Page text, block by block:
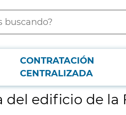
CONTRATACIÓN
CENTRALIZADA
IMDEA SOFTWARE
edificio de la